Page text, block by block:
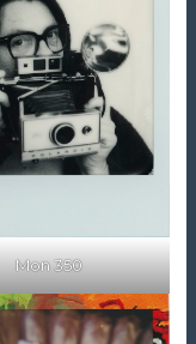
Mon 350